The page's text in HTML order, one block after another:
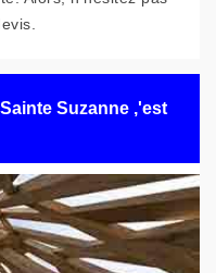
Suzanne ,'est